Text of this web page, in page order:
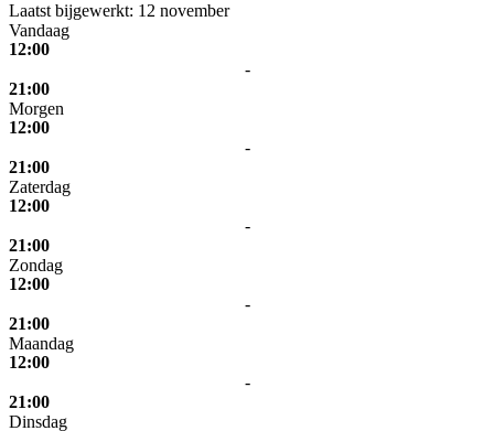
Laatst bijgewerkt: 12 november
Vandaag
12:00
-
21:00
Morgen
12:00
-
21:00
Zaterdag
12:00
-
21:00
Zondag
12:00
-
21:00
Maandag
12:00
-
21:00
Dinsdag